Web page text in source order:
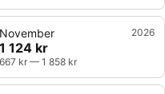
November 2026
1 124 kr
667 kr — 1 858 kr